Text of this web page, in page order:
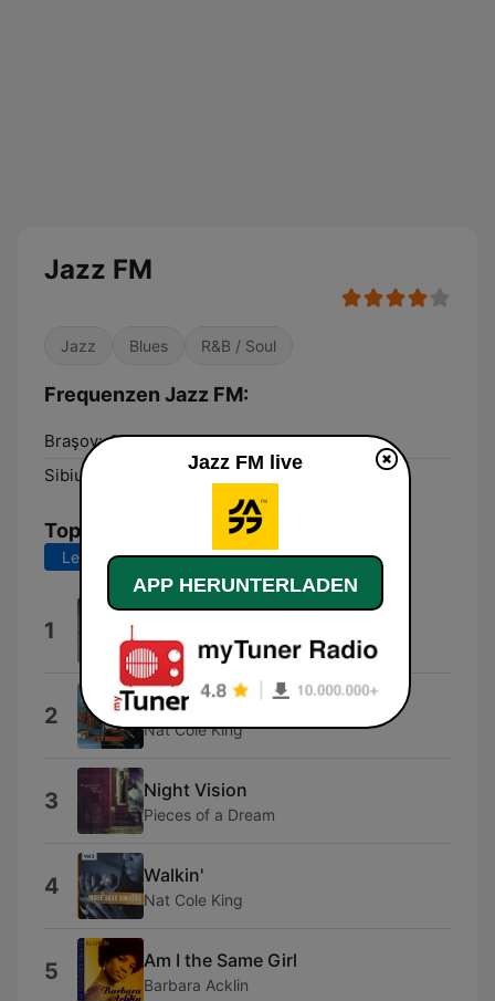
Jazz FM
Jazz Blues R&B / Soul
Frequenzen Jazz FM:
Braşov: 91.9 FM
Sibiu:
Top-Songs
Letzte 7 Tage Letzte 30 Tage
1 Nick Colionne
2 Just You, Just Me
Nat Cole King
3 Night Vision
Pieces of a Dream
4 Walkin'
Nat Cole King
5 Am I the Same Girl
Barbara Acklin
Jazz FM live
APP HERUNTERLADEN